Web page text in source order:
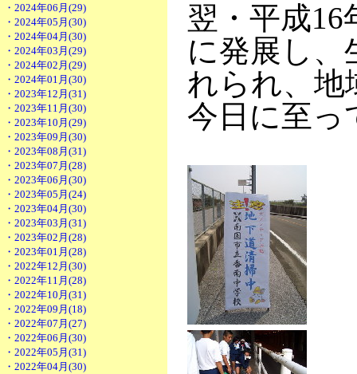
・2024年06月(29)
・2024年05月(30)
・2024年04月(30)
・2024年03月(29)
・2024年02月(29)
・2024年01月(30)
・2023年12月(31)
・2023年11月(30)
・2023年10月(29)
・2023年09月(30)
・2023年08月(31)
・2023年07月(28)
・2023年06月(30)
・2023年05月(24)
・2023年04月(30)
・2023年03月(31)
・2023年02月(28)
・2023年01月(28)
・2022年12月(30)
・2022年11月(28)
・2022年10月(31)
・2022年09月(18)
・2022年07月(27)
・2022年06月(30)
・2022年05月(31)
・2022年04月(30)
翌・平成
に発展し、
れられ、地
今日に至っ